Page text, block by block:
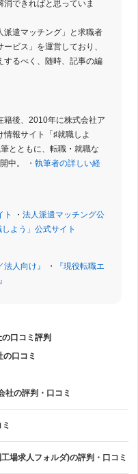
できればと思っていま
派遣マッチング」と求職者
ビス」を運営しており、
するべく、随時、記事の編
籍後、2010年に株式会社ア
情報サイト「♯就職しよ
とともに、転職・就職な
中。 ・ 執筆者の詳しい経
ト ・ 法人派遣マッチング公
よう」公式サイト
人向け』 ・
『現役転職エ
口コミ評判
の口コミ
社の評判・口コミ
場求人フォルダ)の評判・口コミ